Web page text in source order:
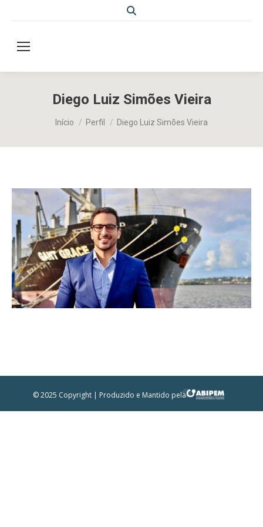
Search:
Diego Luiz Simões Vieira
Início Perfil Diego Luiz Simões Vieira
© 2025 Copyright | Produzido e Mantido pela